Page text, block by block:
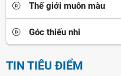
Thế giới muôn màu
Góc thiếu nhi
TIN TIÊU ĐIỂM